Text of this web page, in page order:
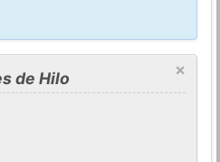
×
de Hilo